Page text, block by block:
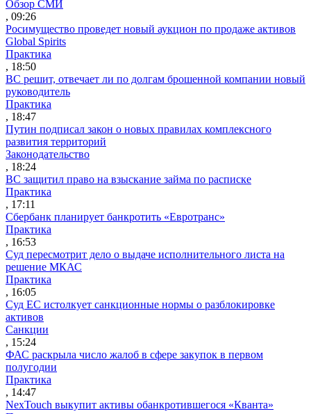
Обзор СМИ
, 09:26
Росимущество проведет новый аукцион по продаже активов
Global Spirits
Практика
, 18:50
ВС решит, отвечает ли по долгам брошенной компании новый
руководитель
Практика
, 18:47
Путин подписал закон о новых правилах комплексного
развития территорий
Законодательство
, 18:24
ВС защитил право на взыскание займа по расписке
Практика
, 17:11
Сбербанк планирует банкротить «Евротранс»
Практика
, 16:53
Суд пересмотрит дело о выдаче исполнительного листа на
решение МКАС
Практика
, 16:05
Суд ЕС истолкует санкционные нормы о разблокировке
активов
Санкции
, 15:24
ФАС раскрыла число жалоб в сфере закупок в первом
полугодии
Практика
, 14:47
NexTouch выкупит активы обанкротившегося «Кванта»